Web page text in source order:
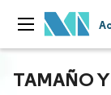
TAMAÑO